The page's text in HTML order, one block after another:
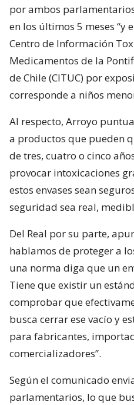
por ambos
en los últimos 5 meses “y
Centro de Información
Medicamentos de la
de Chile (CITUC) por
corresponde a niños
Al respecto, Arroyo
a productos que pueden
de tres, cuatro o cinco
provocar intoxicaciones
estos envases sean
seguridad sea real,
Del Real por su parte,
hablamos de proteger a
una norma diga que un
Tiene que existir un
comprobar que
busca cerrar ese vacío y
para fabricantes,
comercializadores”.
Según el comunicado
parlamentarios, lo que